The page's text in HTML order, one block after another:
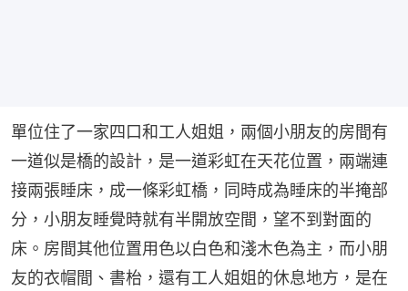
單位住了一家四口和工人姐姐，兩個小朋友的房間有
一道似是橋的設計，是一道彩虹在天花位置，兩端連
接兩張睡床，成一條彩虹橋，同時成為睡床的半掩部
分，小朋友睡覺時就有半開放空間，望不到對面的
床。房間其他位置用色以白色和淺木色為主，而小朋
友的衣帽間、書枱，還有工人姐姐的休息地方，是在